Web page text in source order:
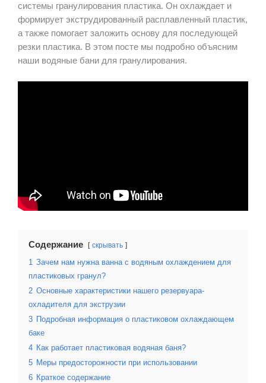
системы гранулирования пластика. Он охлаждает и
формирует экструдированный расплавленный пластик,
а также помогает заложить основу для последующей
резки пластика. В этом посте мы подробно объясним
наши водяные бани для гранулирования.
Содержание скрывать
1 Зачем нам нужна ванна с водяным охлаждением для
пластиковых гранул?
2 Основные характеристики нашего резервуара-
охладителя для экструзии
3 Подробная информация о пластиковом охлаждающем
баке
4 Как работает пластиковая водяная баня?
5 Меры предосторожности при использовании
6 Краткое содержание